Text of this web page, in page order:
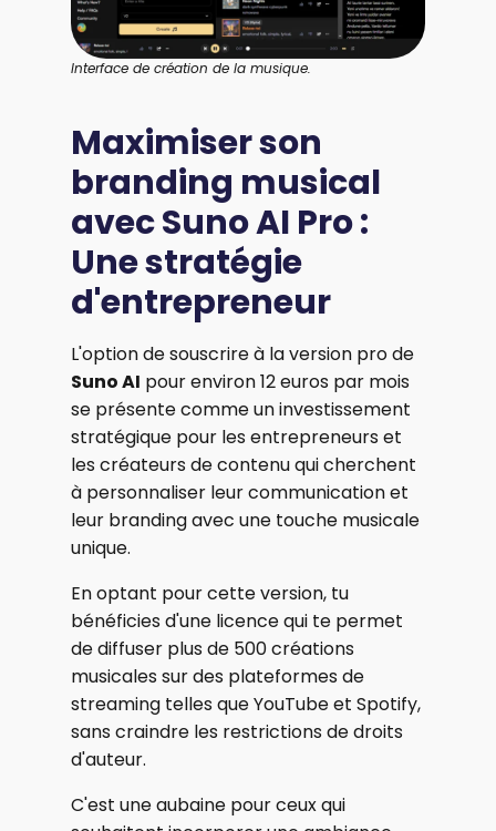
Interface de création de la musique.
Maximiser son
branding musical
avec Suno AI Pro :
Une stratégie
d'entrepreneur
L'option de souscrire à la version pro de
Suno AI pour environ 12 euros par mois
se présente comme un investissement
stratégique pour les entrepreneurs et
les créateurs de contenu qui cherchent
à personnaliser leur communication et
leur branding avec une touche musicale
unique.
En optant pour cette version, tu
bénéficies d'une licence qui te permet
de diffuser plus de 500 créations
musicales sur des plateformes de
streaming telles que YouTube et Spotify,
sans craindre les restrictions de droits
d'auteur.
C'est une aubaine pour ceux qui